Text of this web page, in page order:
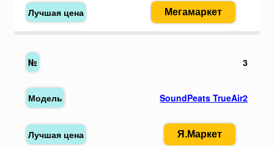
Мегамаркет
3
SoundPeats TrueAir2
Я.Маркет